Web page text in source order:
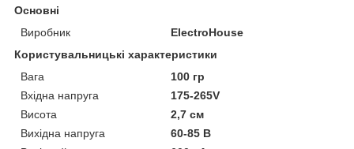
Основні
Виробник
ElectroHouse
Користувальницькі характеристики
Вага
100 гр
Вхідна напруга
175-265V
Висота
2,7 см
Вихідна напруга
60-85 В